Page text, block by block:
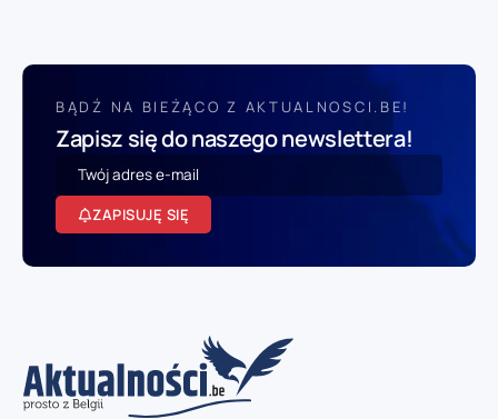
BĄDŹ NA BIEŻĄCO Z AKTUALNOSCI.BE!
Zapisz się do naszego newslettera!
ZAPISUJĘ SIĘ